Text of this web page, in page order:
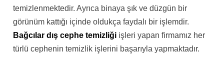
temizlenmektedir. Ayrıca binaya şık ve düzgün bir
görünüm kattığı içinde oldukça faydalı bir işlemdir.
Bağcılar dış cephe temizliği işleri yapan firmamız her
türlü cephenin temizlik işlerini başarıyla yapmaktadır.